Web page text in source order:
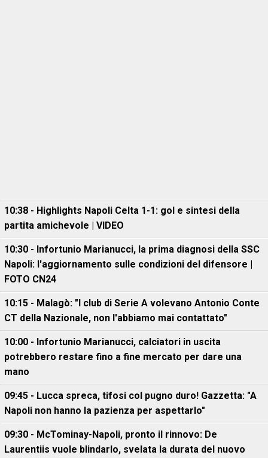
10:38 - Highlights Napoli Celta 1-1: gol e sintesi della
partita amichevole | VIDEO
10:30 - Infortunio Marianucci, la prima diagnosi della SSC
Napoli: l'aggiornamento sulle condizioni del difensore |
FOTO CN24
10:15 - Malagò: "I club di Serie A volevano Antonio Conte
CT della Nazionale, non l'abbiamo mai contattato"
10:00 - Infortunio Marianucci, calciatori in uscita
potrebbero restare fino a fine mercato per dare una
mano
09:45 - Lucca spreca, tifosi col pugno duro! Gazzetta: "A
Napoli non hanno la pazienza per aspettarlo"
09:30 - McTominay-Napoli, pronto il rinnovo: De
Laurentiis vuole blindarlo, svelata la durata del nuovo